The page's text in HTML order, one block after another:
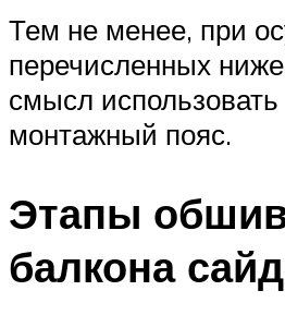
Тем не менее, при
перечисленных
смысл
монтажный пояс.
Этапы
балкона